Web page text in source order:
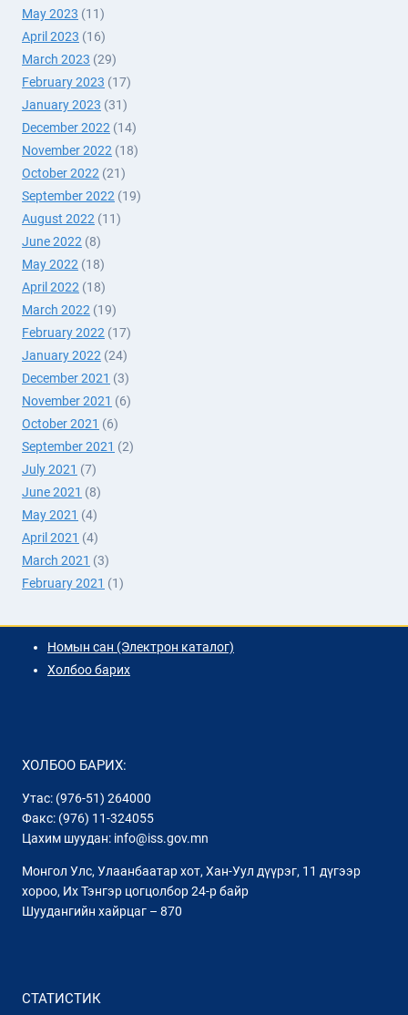
May 2023 (11)
April 2023 (16)
March 2023 (29)
February 2023 (17)
January 2023 (31)
December 2022 (14)
November 2022 (18)
October 2022 (21)
September 2022 (19)
August 2022 (11)
June 2022 (8)
May 2022 (18)
April 2022 (18)
March 2022 (19)
February 2022 (17)
January 2022 (24)
December 2021 (3)
November 2021 (6)
October 2021 (6)
September 2021 (2)
July 2021 (7)
June 2021 (8)
May 2021 (4)
April 2021 (4)
March 2021 (3)
February 2021 (1)
Номын сан (Электрон каталог)
Холбоо барих
ХОЛБОО БАРИХ:
Утас: (976-51) 264000
Факс: (976) 11-324055
Цахим шуудан: info@iss.gov.mn
Монгол Улс, Улаанбаатар хот, Хан-Уул дүүрэг, 11 дүгээр
хороо, Их Тэнгэр цогцолбор 24-р байр
Шуудангийн хайрцаг – 870
СТАТИСТИК